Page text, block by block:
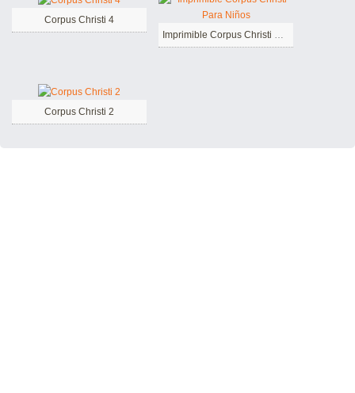
Corpus Christi 4
Imprimible Corpus Christi Para Niños
Corpus Christi 2